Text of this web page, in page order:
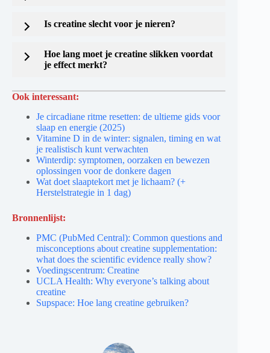
Is creatine slecht voor je nieren?
Hoe lang moet je creatine slikken voordat
je effect merkt?
Ook interessant:
Je circadiane ritme resetten: de ultieme gids voor
slaap en energie (2025)
Vitamine D in de winter: signalen, timing en wat
je realistisch kunt verwachten
Winterdip: symptomen, oorzaken en bewezen
oplossingen voor de donkere dagen
Wat doet slaaptekort met je lichaam? (+
Herstelstrategie in 1 dag)
Bronnenlijst:
PMC (PubMed Central): Common questions and
misconceptions about creatine supplementation:
what does the scientific evidence really show?
Voedingscentrum: Creatine
UCLA Health: Why everyone’s talking about
creatine
Supspace: Hoe lang creatine gebruiken?